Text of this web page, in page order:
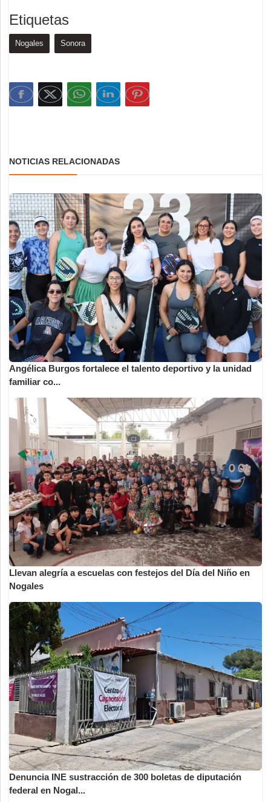
Etiquetas
Nogales Sonora
NOTICIAS RELACIONADAS
Angélica Burgos fortalece el talento deportivo y la unidad
familiar co...
Llevan alegría a escuelas con festejos del Día del Niño en
Nogales
Denuncia INE sustracción de 300 boletas de diputación
federal en Nogal...